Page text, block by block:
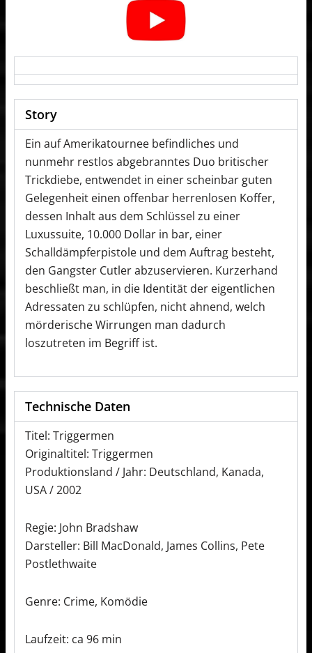
Story
Ein auf Amerikatournee befindliches und
nunmehr restlos abgebranntes Duo britischer
Trickdiebe, entwendet in einer scheinbar guten
Gelegenheit einen offenbar herrenlosen Koffer,
dessen Inhalt aus dem Schlüssel zu einer
Luxussuite, 10.000 Dollar in bar, einer
Schalldämpferpistole und dem Auftrag besteht,
den Gangster Cutler abzuservieren. Kurzerhand
beschließt man, in die Identität der eigentlichen
Adressaten zu schlüpfen, nicht ahnend, welch
mörderische Wirrungen man dadurch
loszutreten im Begriff ist.
Technische Daten
Titel: Triggermen
Originaltitel: Triggermen
Produktionsland / Jahr: Deutschland, Kanada,
USA / 2002
Regie: John Bradshaw
Darsteller: Bill MacDonald, James Collins, Pete
Postlethwaite
Genre: Crime, Komödie
Laufzeit: ca 96 min